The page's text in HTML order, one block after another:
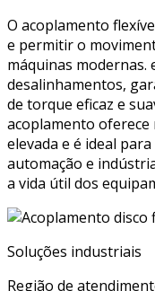
O acoplamento
e permitir o
máquinas modernas.
desalinhamentos,
de torque eficaz e
acoplamento oferece
elevada e é ideal
automação e
a vida útil dos
Soluções industriais
Região de